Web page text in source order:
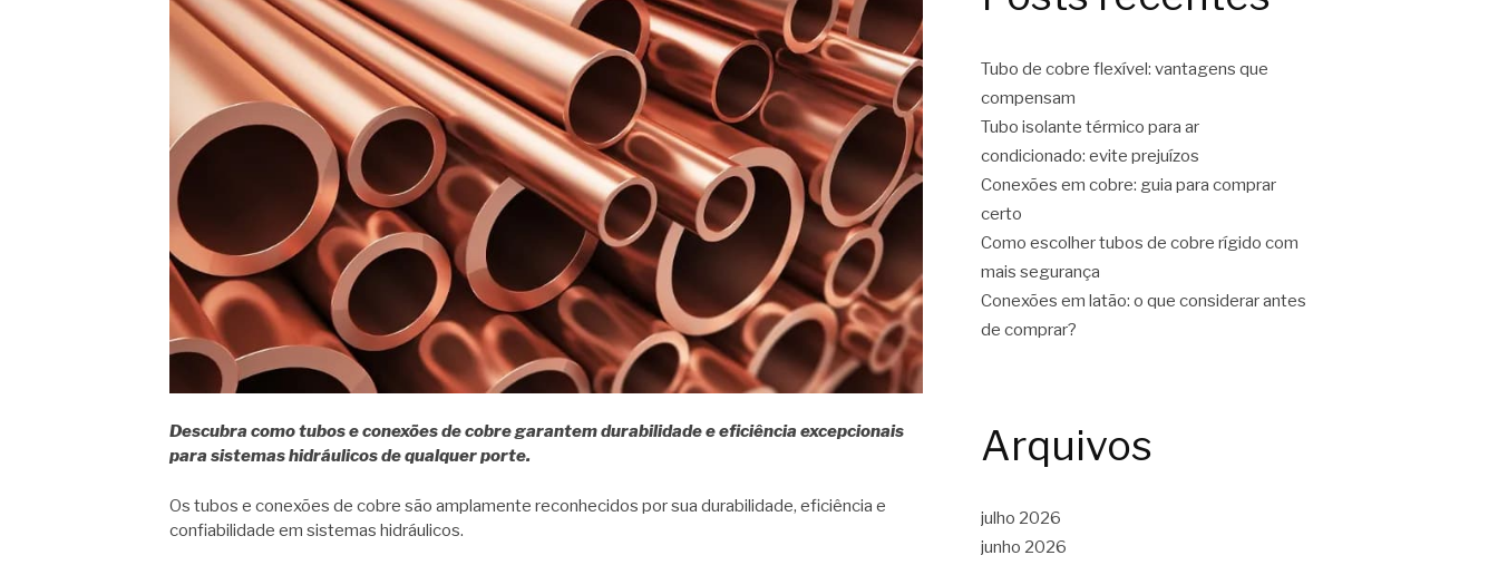
Descubra como tubos e conexões de cobre garantem durabilidade e eficiência excepcionais
para sistemas hidráulicos de qualquer porte.
Os tubos e conexões de cobre são amplamente reconhecidos por sua durabilidade, eficiência e
confiabilidade em sistemas hidráulicos.
Tubo de cobre flexível: vantagens que
compensam
Tubo isolante térmico para ar
condicionado: evite prejuízos
Conexões em cobre: guia para comprar
certo
Como escolher tubos de cobre rígido com
mais segurança
Conexões em latão: o que considerar antes
de comprar?
Arquivos
julho 2026
junho 2026